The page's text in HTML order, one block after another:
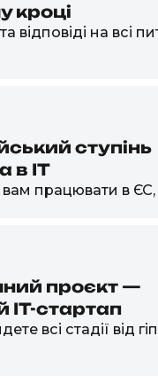
кроці
відповіді на всі
ступінь
в IT
вам працювати в
проєкт —
IT-стартап
всі стадії від